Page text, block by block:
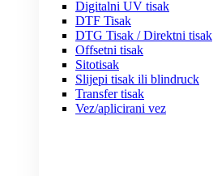
Digitalni UV tisak
DTF Tisak
DTG Tisak / Direktni tisak
Offsetni tisak
Sitotisak
Slijepi tisak ili blindruck
Transfer tisak
Vez/aplicirani vez